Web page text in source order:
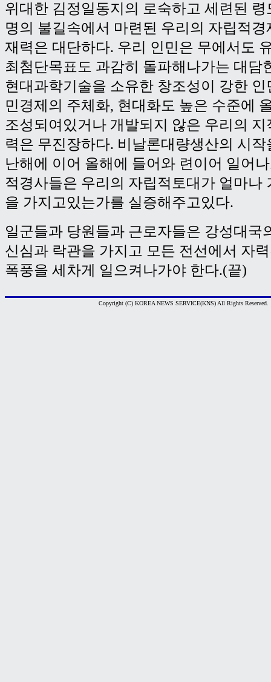
위대한 김정일동지의 로숙하고 세련된
명의 불길속에서 마련된 우리의 자립적
재력은 대단하다. 우리 인민은 무에서도
최첨단목표도 과감히 돌파해나가는 대담
현대과학기술을 소유한 창조성이 강한
민경제의 주체화, 현대화도 높은 수준에
조성되여있거나 개발되지 않은 우리의
력은 무진장하다. 비날론대량생산의 시
난해에 이어 올해에 들어와 련이어 일어
적경사들은 우리의 자립적토대가 얼마나
을 가지고있는가를 실증해주고있다.
일군들과 당원들과 근로자들은 강성대국
신심과 락관을 가지고 모든 전선에서 자
폭풍을 세차게 일으켜나가야 한다.(끝)
Copyright (C) KOREA NEWS SERVICE(KNS) All Rights Reserved.